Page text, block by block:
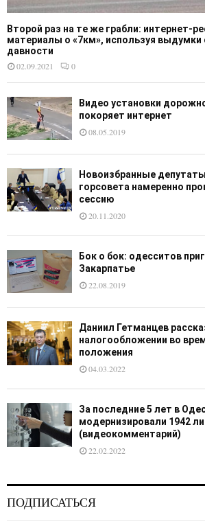
Второй раз на те же грабли: интернет-
материалы о «7км», используя выдумки
давности
02.09.2021
0
Видео установки
покоряет интернет
08.05.2019
Новоизбранные
горсовета намеренно
сессию
20.11.2020
Бок о бок: одесситов
Закарпатье
22.08.2019
Даниил Гетманцев
налогообложении во
положения
04.03.2022
За последние 5 лет в
модернизировали 1942
(видеокомментарий)
22.02.2022
ПОДПИСАТЬСЯ